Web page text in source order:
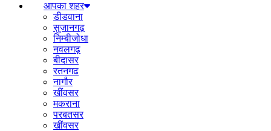
आपका शहर
डीडवाना
सुजानगढ़
निम्बीजोधा
नवलगढ़
बीदासर
रतनगढ
नागौर
खींवसर
मकराना
परबतसर
खींवसर